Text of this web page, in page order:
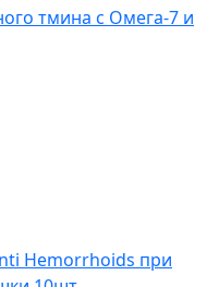
тмина с Омега-7 и